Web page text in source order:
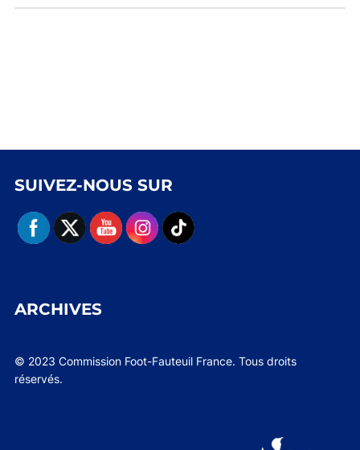
SUIVEZ-NOUS SUR
ARCHIVES
© 2023 Commission Foot-Fauteuil France. Tous droits
réservés.